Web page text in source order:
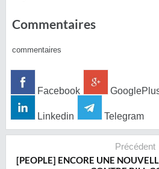
Commentaires
commentaires
Facebook
Linkedin Telegram
Précédent
[PEOPLE] ENCORE UNE